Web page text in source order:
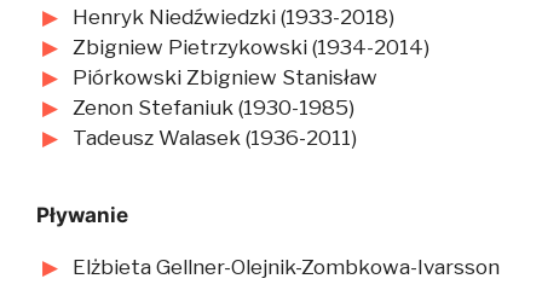
Henryk Niedźwiedzki (1933-2018)
Zbigniew Pietrzykowski (1934-2014)
Piórkowski Zbigniew Stanisław
Zenon Stefaniuk (1930-1985)
Tadeusz Walasek (1936-2011)
Pływanie
Elżbieta Gellner-Olejnik-Zombkowa-Ivarsson